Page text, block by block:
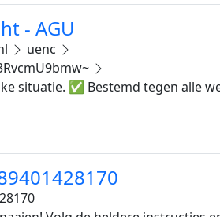
- AGU
uenc
situatie. ✅ Bestemd tegen alle